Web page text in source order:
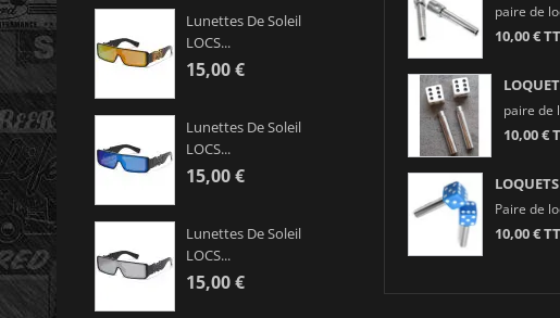
Lunettes De Soleil
LOCS...
15,00 €
Lunettes De Soleil
LOCS...
15,00 €
Lunettes De Soleil
LOCS...
15,00 €
paire de
10,00 €
paire de
10,00 €
Paire de
10,00 €